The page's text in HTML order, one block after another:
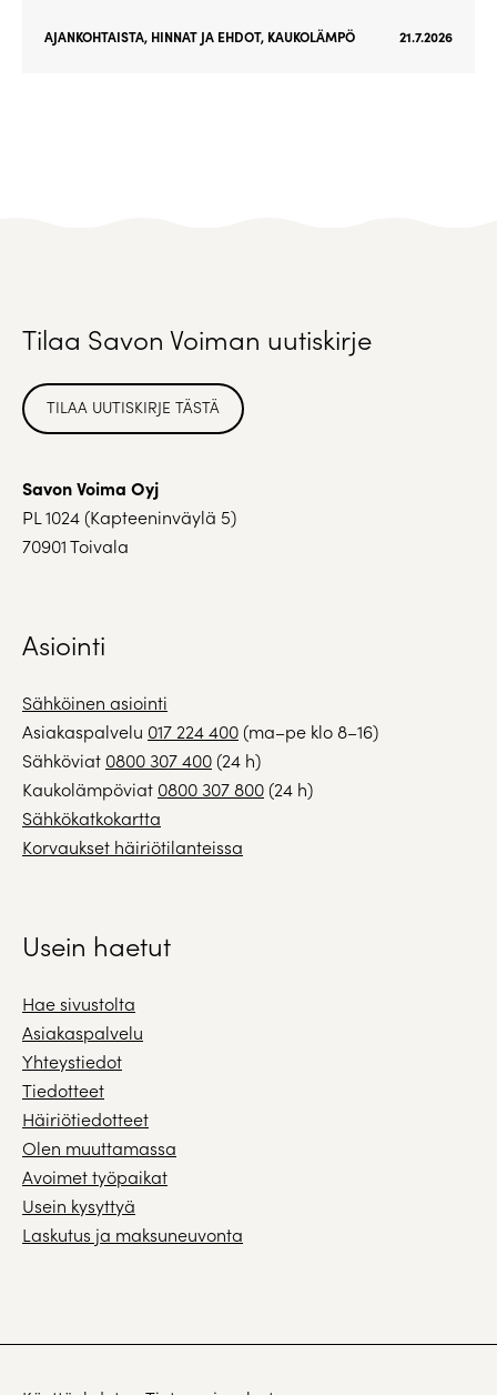
AJANKOHTAISTA, HINNAT JA EHDOT, KAUKOLÄMPÖ 21.7.2026
Tilaa Savon Voiman uutiskirje
TILAA UUTISKIRJE TÄSTÄ
Savon Voima Oyj
PL 1024 (Kapteeninväylä 5)
70901 Toivala
Asiointi
Sähköinen asiointi
Asiakaspalvelu 017 224 400(ma–pe klo 8–16)
Sähköviat 0800 307 400(24 h)
Kaukolämpöviat 0800 307 800(24 h)
Sähkökatkokartta
Korvaukset häiriötilanteissa
Usein haetut
Hae sivustolta
Asiakaspalvelu
Yhteystiedot
Tiedotteet
Häiriötiedotteet
Olen muuttamassa
Avoimet työpaikat
Usein kysyttyä
Laskutus ja maksuneuvonta